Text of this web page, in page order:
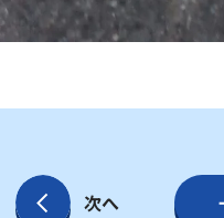
次へ